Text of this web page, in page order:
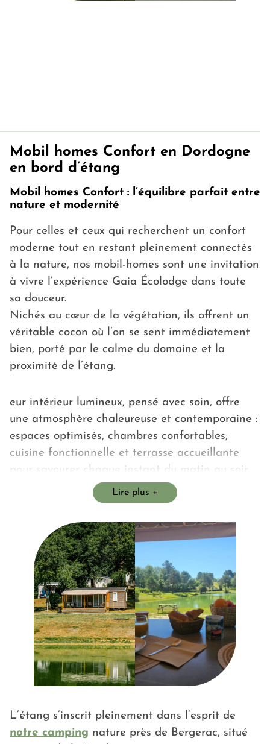
Mobil homes Confort en Dordogne
en bord d’étang
Mobil homes Confort : l’équilibre parfait entre
nature et modernité
Pour celles et ceux qui recherchent un confort
moderne tout en restant pleinement connectés
à la nature, nos mobil-homes sont une invitation
à vivre l’expérience Gaia Écolodge dans toute
sa douceur.
Nichés au cœur de la végétation, ils offrent un
véritable cocon où l’on se sent immédiatement
bien, porté par le calme du domaine et la
proximité de l’étang.
Lire plus
eur intérieur lumineux, pensé avec soin, offre
une atmosphère chaleureuse et contemporaine :
espaces optimisés, chambres confortables,
cuisine fonctionnelle et terrasse accueillante
pour savourer chaque instant du matin au soir.
Une élégance simple, un bien-être évident.
d’intimité autant que les familles désireuses
d’espace et de fluidité. Ils sont le choix idéal
pour vivre des vacances sereines, rythmées par
la nature, le chant des oiseaux et la douceur du
Parce que le confort ne devrait jamais exclure la
nature, nos mobil homes s’intègrent
harmonieusement dans le paysage, offrant
calme, intimité et un sentiment de déconnexion
🌿 Mobil homes premium : pour un niveau de
confort supérieur, des équipements modernes et
L’étang s’inscrit pleinement dans l’esprit de
notre camping nature près de Bergerac, situé